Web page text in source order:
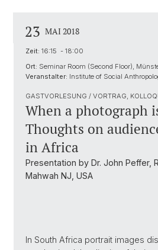
23 MAI 2018
Zeit: 16:15 - 18:00
Ort: Seminar Room (Second Floor),
Veranstalter: Institute of Social
GASTVORLESUNG / VORTRAG,
When a photograph
Thoughts on
in Africa
Presentation by Dr. John Peffer,
Mahwah NJ, USA
In South Africa portrait images